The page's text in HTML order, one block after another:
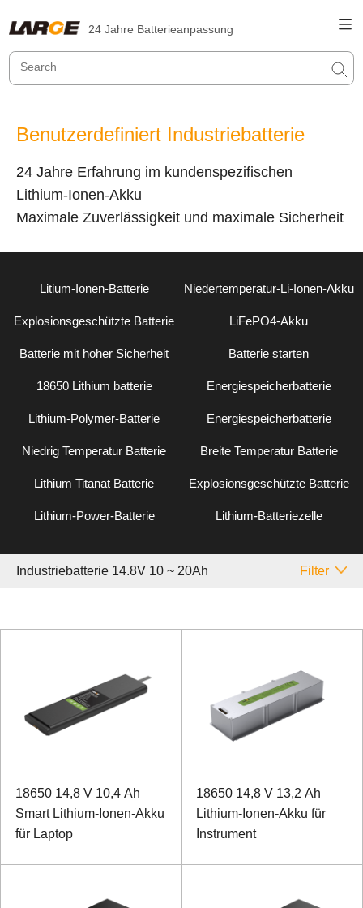
24 Jahre Batterieanpassung
Benutzerdefiniert Industriebatterie
24 Jahre Erfahrung im kundenspezifischen
Lithium-Ionen-Akku
Maximale Zuverlässigkeit und maximale Sicherheit
Litium-Ionen-Batterie Niedertemperatur-Li-Ionen-Akku
Explosionsgeschützte Batterie LiFePO4-Akku
Batterie mit hoher Sicherheit Batterie starten
18650 Lithium batterie Energiespeicherbatterie
Lithium-Polymer-Batterie Energiespeicherbatterie
Niedrig Temperatur Batterie Breite Temperatur Batterie
Lithium Titanat Batterie Explosionsgeschützte Batterie
Lithium-Power-Batterie Lithium-Batteriezelle
Industriebatterie 14.8V 10 ~ 20Ah Filter
18650 14,8 V 10,4 Ah
Smart Lithium-Ionen-Akku
für Laptop
18650 14,8 V 13,2 Ah
Lithium-Ionen-Akku für
Instrument